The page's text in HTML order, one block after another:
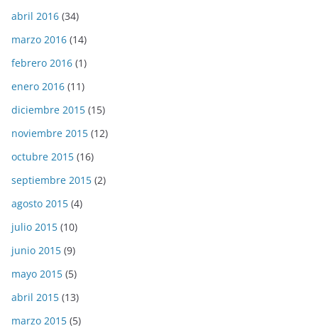
abril 2016 (34)
marzo 2016 (14)
febrero 2016 (1)
enero 2016 (11)
diciembre 2015 (15)
noviembre 2015 (12)
octubre 2015 (16)
septiembre 2015 (2)
agosto 2015 (4)
julio 2015 (10)
junio 2015 (9)
mayo 2015 (5)
abril 2015 (13)
marzo 2015 (5)